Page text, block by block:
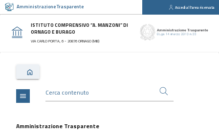
Amministrazione Trasparente Accedi all'area riservata
ISTITUTO COMPRENSIVO “A. MANZONI” DI
ORNAGO E BURAGO
VIA CARLO PORTA, 6 - 20876 ORNAGO (MB)
Sezioni
Disposizioni
Generali
Consulenti
collaboratori
Bandi
menu
Amministrazione Trasparente